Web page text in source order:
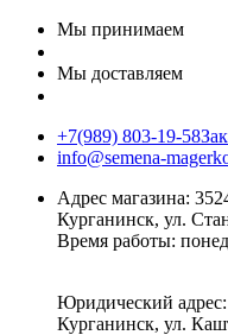
Мы принимаем
Мы доставляем
+7(989) 803-19-58
info@semena-
Адрес магазина:
Курганинск, ул.
Время работы:
Юридический адрес:
Курганинск, ул.